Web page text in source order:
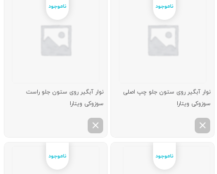
نوار آبگیر روی ستون جلو چپ اصلی
سوزوکی ویتارا
نوار آبگیر روی ستون جلو راست
سوزوکی ویتارا